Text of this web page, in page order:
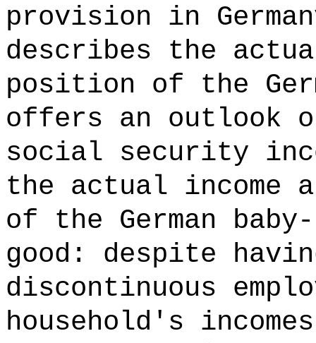
provision in
describes the
position of the
offers an outlook
social security
the actual income
of the German
good: despite
discontinuous
household's